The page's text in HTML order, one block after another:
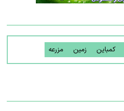
کمباین زمین مزرعه